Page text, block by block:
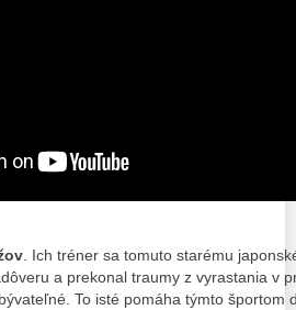
. Ich tréner sa tomuto starému
a prekonal traumy z vyrastania v
To isté pomáha týmto športom